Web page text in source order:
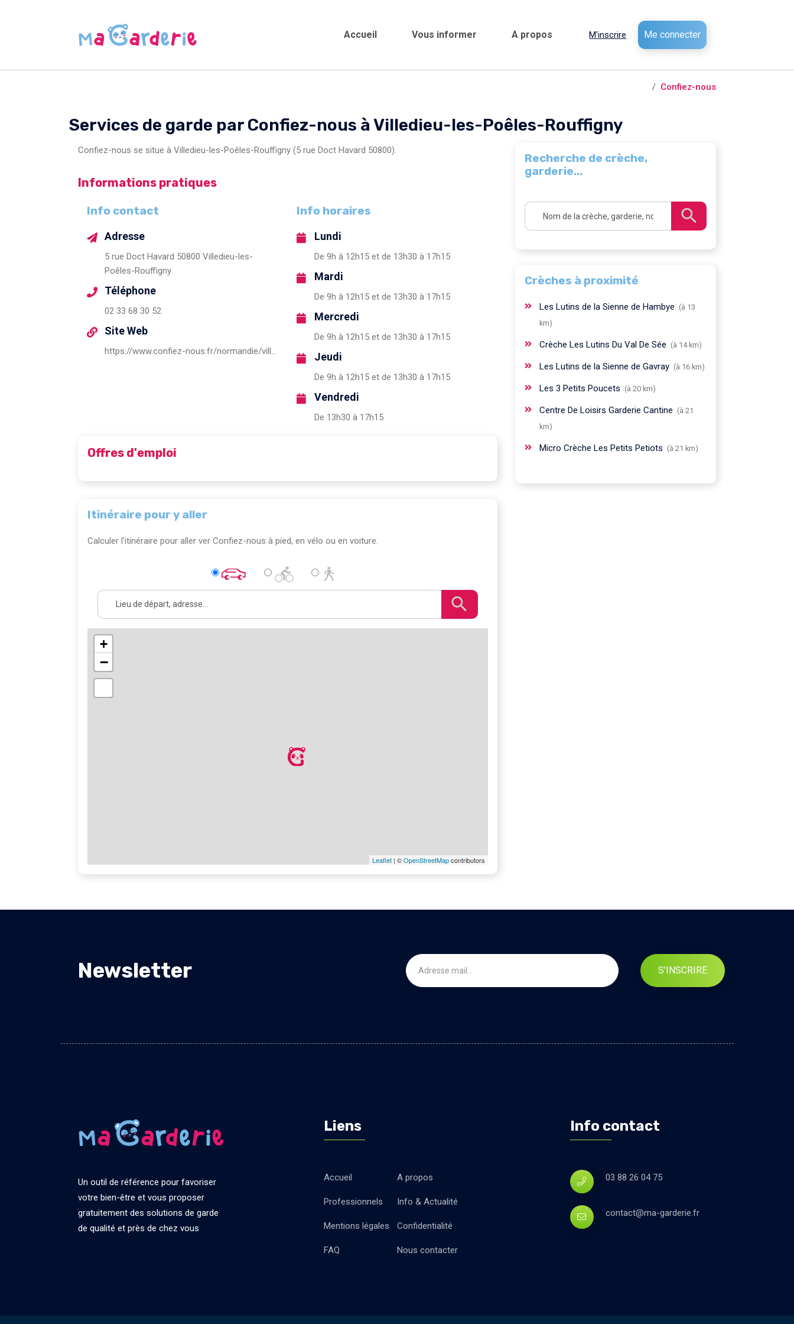
Accueil Vous informer A propos M'inscrire Me connecter
Confiez-nous
Services de garde par Confiez-nous à Villedieu-les-Poêles-Rouffigny
Confiez-nous se situe à Villedieu-les-Poêles-Rouffigny (5 rue Doct Havard 50800).
Informations pratiques
Info contact
Adresse
5 rue Doct Havard 50800 Villedieu-les-
Poêles-Rouffigny
Téléphone
02 33 68 30 52
Site Web
https://www.confiez-nous.fr/normandie/villedieu-intercom.html
Info horaires
Lundi
De 9h à 12h15 et de 13h30 à 17h15
Mardi
De 9h à 12h15 et de 13h30 à 17h15
Mercredi
De 9h à 12h15 et de 13h30 à 17h15
Jeudi
De 9h à 12h15 et de 13h30 à 17h15
Vendredi
De 13h30 à 17h15
Offres d'emploi
Itinéraire pour y aller
Calculer l'itinéraire pour aller ver Confiez-nous à pied, en vélo ou en voiture.
+
−
Leaflet | ©OpenStreetMapcontributors
Recherche de crèche,
garderie...
Crèches à proximité
Les Lutins de la Sienne de Hambye (à 13
km)
Crèche Les Lutins Du Val De Sée (à 14 km)
Les Lutins de la Sienne de Gavray (à 16 km)
Les 3 Petits Poucets (à 20 km)
Centre De Loisirs Garderie Cantine (à 21
km)
Micro Crèche Les Petits Petiots (à 21 km)
Newsletter S'INSCRIRE
Un outil de référence pour favoriser
votre bien-être et vous proposer
gratuitement des solutions de garde
de qualité et près de chez vous
Liens
Accueil A propos
Professionnels Info & Actualité
Mentions légales Confidentialité
FAQ Nous contacter
Info contact
03 88 26 04 75
contact@ma-garderie.fr